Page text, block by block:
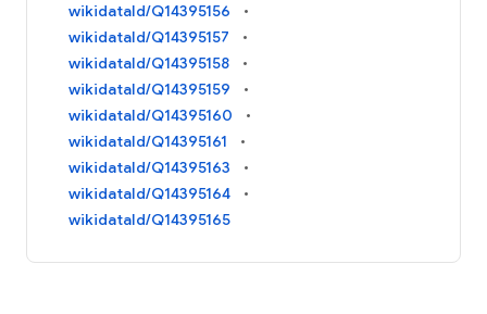
wikidataId/Q14395156
wikidataId/Q14395157
wikidataId/Q14395158
wikidataId/Q14395159
wikidataId/Q14395160
wikidataId/Q14395161
wikidataId/Q14395163
wikidataId/Q14395164
wikidataId/Q14395165